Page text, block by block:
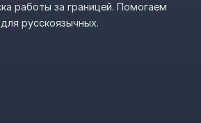
работы за границей. Помогаем
русскоязычных.